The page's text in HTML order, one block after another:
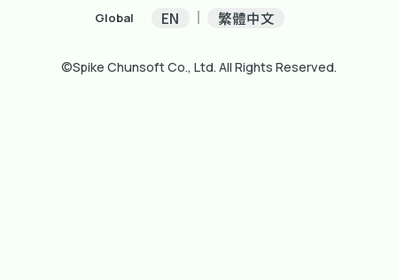
Global EN 繁體中文
©Spike Chunsoft Co., Ltd. All Rights Reserved.